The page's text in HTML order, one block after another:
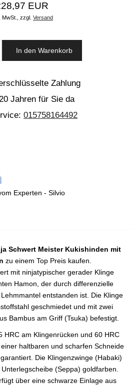
EUR
MwSt., zzgl. Versand
In den Warenkorb
Zahlung
Jahren für Sie da
015758164492
Experten - Silvio
Schwert Meister Kukishinden mit
zu einem Top Preis kaufen.
mit ninjatypischer gerader Klinge
Hamon, der durch differenzielle
entstanden ist. Die Klinge
geschmiedet und mit zwei
Bambus am Griff (Tsuka) befestigt.
HRC am Klingenrücken und 60 HRC
haltbaren und scharfen Schneide
Die Klingenzwinge (Habaki)
(Seppa) goldfarben.
über eine schwarze Einlage aus